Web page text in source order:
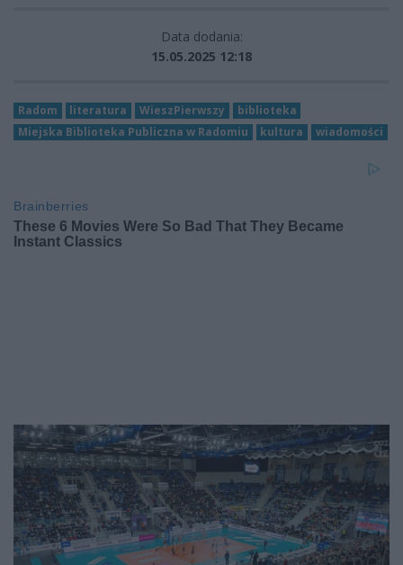
Data dodania:
15.05.2025 12:18
Radom literatura WieszPierwszy
biblioteka
Miejska Biblioteka Publiczna w Radomiu
kultura wiadomości